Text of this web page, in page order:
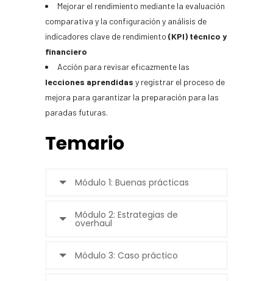
Mejorar el rendimiento mediante la evaluación
comparativa y la configuración y análisis de
indicadores clave de rendimiento (KPI) técnico y
financiero
Acción para revisar eficazmente las
lecciones aprendidas y registrar el proceso de
mejora para garantizar la preparación para las
paradas futuras.
Temario
Módulo 1: Buenas prácticas
Módulo 2: Estrategias de
overhaul
Módulo 3: Caso práctico